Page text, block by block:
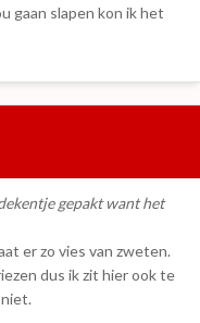
gaan slapen kon ik het
gepakt want het
er zo vies van zweten.
dus ik zit hier ook te